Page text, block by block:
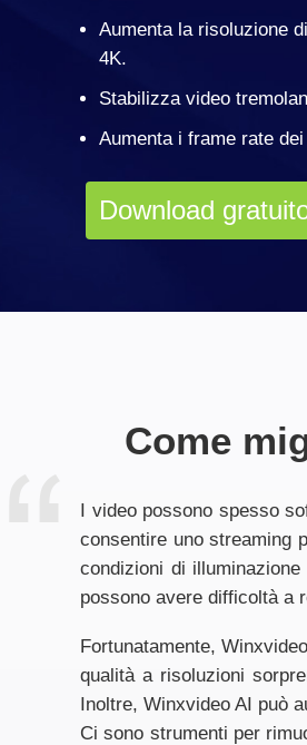
Aumenta la risoluzione
4K.
Stabilizza video
Aumenta i frame rate
Download
Come
I video possono spesso
consentire uno streaming
condizioni di
possono avere difficoltà a
Fortunatamente,
qualità a risoluzioni
Inoltre, Winxvideo AI può
Ci sono strumenti per